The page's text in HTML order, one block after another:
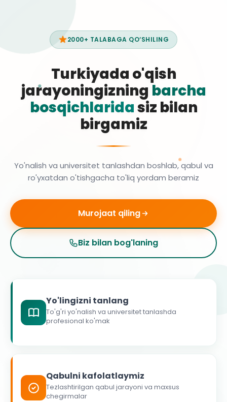
2000+ TALABAGA QO‘SHILING
Turkiyada o'qish
jarayoningizning barcha
bosqichlaridasiz bilan
birgamiz
Yo'nalish va universitet tanlashdan boshlab, qabul va
ro'yxatdan o'tishgacha to'liq yordam beramiz
Murojaat qiling
Biz bilan bog'laning
Yo'lingizni tanlang
To'g'ri yo'nalish va universitet tanlashda
profesional ko'mak
Qabulni kafolatlaymiz
Tezlashtirilgan qabul jarayoni va maxsus
chegirmalar